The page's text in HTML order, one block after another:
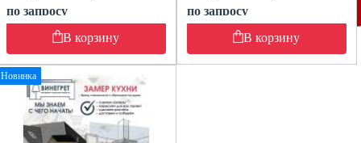
по запросу
В корзину
по запросу
В корзину
Новинка